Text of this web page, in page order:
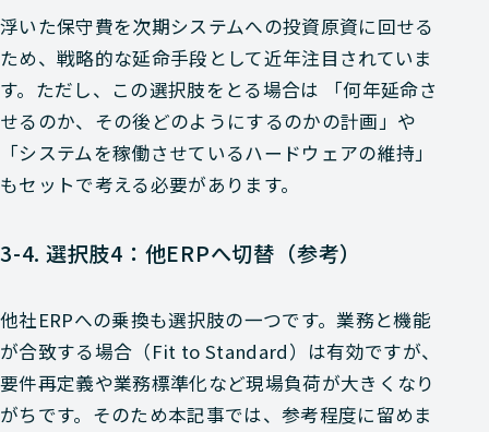
浮いた保守費を次期システムへの投資原資に回せる
ため、戦略的な延命手段として近年注目されていま
す。ただし、この選択肢をとる場合は 「何年延命さ
せるのか、その後どのようにするのかの計画」や
「システムを稼働させているハードウェアの維持」
もセットで考える必要があります。
3-4. 選択肢4：他ERPへ切替（参考）
他社ERPへの乗換も選択肢の一つです。業務と機能
が合致する場合（Fit to Standard）は有効ですが、
要件再定義や業務標準化など現場負荷が大きくなり
がちです。そのため本記事では、参考程度に留めま